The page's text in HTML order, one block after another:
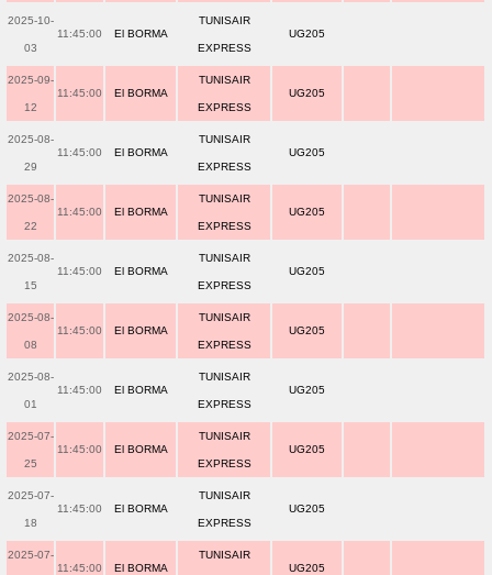
2025-10-
03
11:45:00 El BORMA
TUNISAIR
EXPRESS
UG205
2025-09-
12
11:45:00 El BORMA
TUNISAIR
EXPRESS
UG205
2025-08-
29
11:45:00 El BORMA
TUNISAIR
EXPRESS
UG205
2025-08-
22
11:45:00 El BORMA
TUNISAIR
EXPRESS
UG205
2025-08-
15
11:45:00 El BORMA
TUNISAIR
EXPRESS
UG205
2025-08-
08
11:45:00 El BORMA
TUNISAIR
EXPRESS
UG205
2025-08-
01
11:45:00 El BORMA
TUNISAIR
EXPRESS
UG205
2025-07-
25
11:45:00 El BORMA
TUNISAIR
EXPRESS
UG205
2025-07-
18
11:45:00 El BORMA
TUNISAIR
EXPRESS
UG205
2025-07-
11:45:00 El BORMA
TUNISAIR
UG205